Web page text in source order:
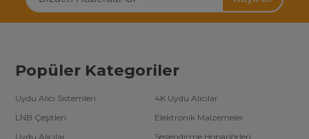
Popüler Kategoriler
Uydu Alıcı Sistemleri
4K Uydu Alıcılar
LNB Çeşitleri
Elektronik Malzemeler
Uydu Alıcılar
Seslendirme Hoparlörleri